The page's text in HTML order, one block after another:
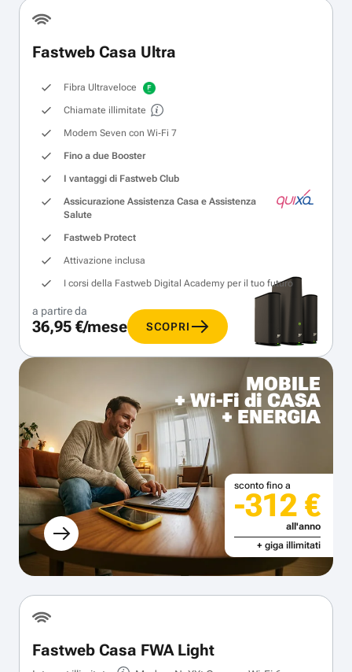
Fastweb Casa Ultra
Fibra Ultraveloce
Chiamate illimitate
Modem Seven con Wi‑Fi 7
Fino a due Booster
I vantaggi di Fastweb Club
Assicurazione Assistenza Casa e Assistenza
Salute
Fastweb Protect
Attivazione inclusa
I corsi della Fastweb Digital Academy per il tuo futuro
a partire da
36,95 €/mese SCOPRI
MOBILE
+ Wi-Fi di CASA
+ ENERGIA
sconto fino a
-312 €
all'anno
+ giga illimitati
Fastweb Casa FWA Light